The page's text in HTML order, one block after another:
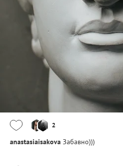
2
anastasiaisakova Забавно)))